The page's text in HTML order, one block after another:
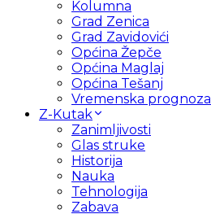
Kolumna
Grad Zenica
Grad Zavidovići
Općina Žepče
Općina Maglaj
Općina Tešanj
Vremenska prognoza
Z-Kutak
Zanimljivosti
Glas struke
Historija
Nauka
Tehnologija
Zabava